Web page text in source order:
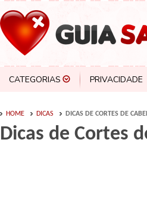
CATEGORIAS PRIVACIDADE
HOME DICAS DICAS DE CORTES DE
Dicas de Cortes